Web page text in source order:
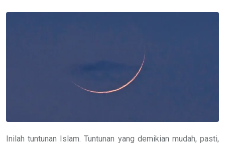
Inilah tuntunan Islam. Tuntunan yang demikian mudah, pasti,